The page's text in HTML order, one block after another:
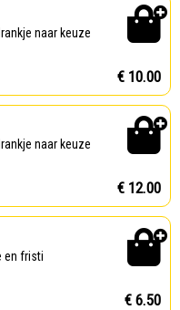
naar keuze
€ 10.00
naar keuze
€ 12.00
en fristi
€ 6.50